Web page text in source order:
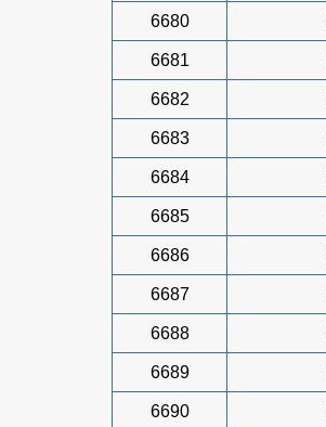
6680
6681
6682
6683
6684
6685
6686
6687
6688
6689
6690